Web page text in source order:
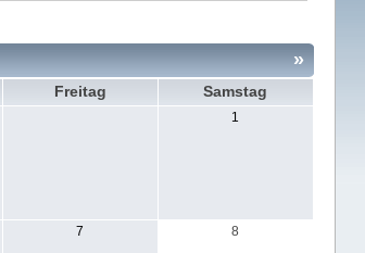
»
Freitag Samstag
1
7 8